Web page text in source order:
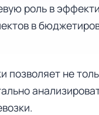
роль в
в
позволяет не